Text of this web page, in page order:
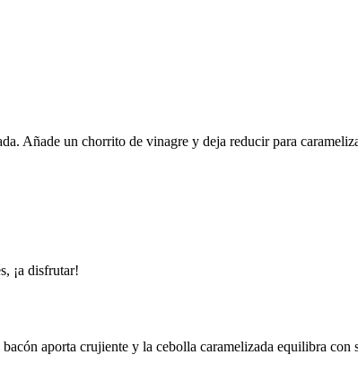
Añade un chorrito de vinagre y deja reducir para
¡a disfrutar!
aporta crujiente y la cebolla caramelizada equilibra con